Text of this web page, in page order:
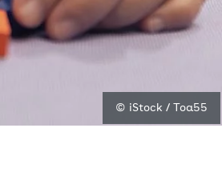
© iStock / Toa55